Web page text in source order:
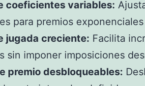
coeficientes variables:
para premios
jugada creciente: Facilita
sin imponer imposiciones
premio desbloqueables: